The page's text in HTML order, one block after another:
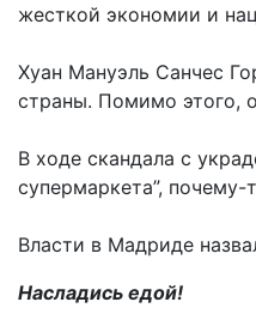
жесткой экономии и
Хуан Мануэль Санчес
страны. Помимо этого,
В ходе скандала с
супермаркета”, почему-
Власти в Мадриде
Насладись едой!